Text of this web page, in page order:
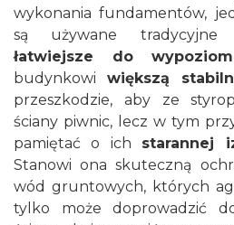
wykonania fundamentów,
są używane tradycyjne
łatwiejsze do
budynkowi większą
przeszkodzie, aby ze
ściany piwnic, lecz w tym
pamiętać o ich starannej
Stanowi ona skuteczną
wód gruntowych, których
tylko może doprowadzić